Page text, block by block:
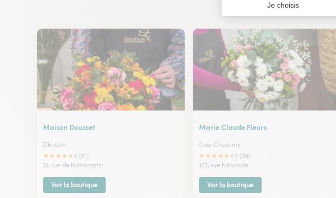
Nos
Maison Dousset
Dhuizon
★★★★★ 5 (81)
13, rue de Romorantin
Voir la boutique
Marie Claude Fleurs
Cour Cheverny
★★★★★4.7 (39)
102, rue Nationale
Voir la boutique